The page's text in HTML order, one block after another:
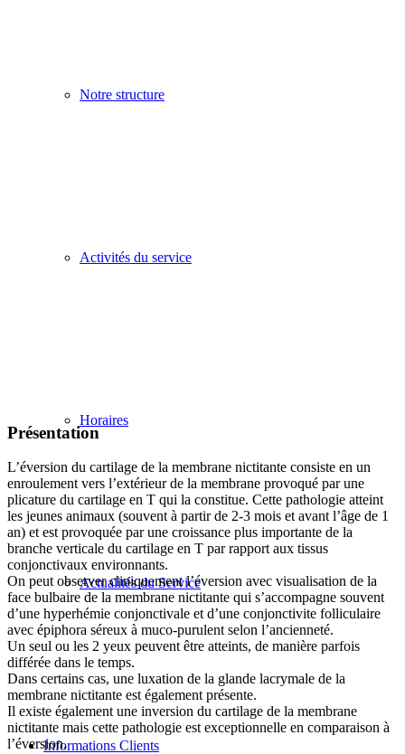
Notre structure
Activités du service
Horaires
Actualités du Service
Informations Clients
Présentation
L’éversion du cartilage de la membrane nictitante consiste en un
enroulement vers l’extérieur de la membrane provoqué par une
plicature du cartilage en T qui la constitue. Cette pathologie atteint
les jeunes animaux (souvent à partir de 2-3 mois et avant l’âge de 1
an) et est provoquée par une croissance plus importante de la
branche verticale du cartilage en T par rapport aux tissus
conjonctivaux environnants.
On peut observer cliniquement l’éversion avec visualisation de la
face bulbaire de la membrane nictitante qui s’accompagne souvent
d’une hyperhémie conjonctivale et d’une conjonctivite folliculaire
avec épiphora séreux à muco-purulent selon l’ancienneté.
Un seul ou les 2 yeux peuvent être atteints, de manière parfois
différée dans le temps.
Dans certains cas, une luxation de la glande lacrymale de la
membrane nictitante est également présente.
Il existe également une inversion du cartilage de la membrane
nictitante mais cette pathologie est exceptionnelle en comparaison à
l’éversion.